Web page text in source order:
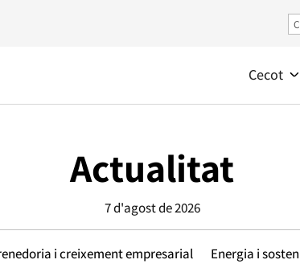
Cecot
Actualitat
7 d'agost de 2026
i creixement empresarial Energia i